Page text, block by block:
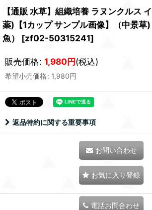
【通販 水草】組織培養 ラヌンクルス
薬)【1カップ サンプル画像】（中景草
魚）
[zf02-50315241]
販売価格: 1,980円(税込)
希望小売価格: 1,980円
返品特約に関する重要事項
お問い合わせ
お気に入り登録
電話お問合わせ